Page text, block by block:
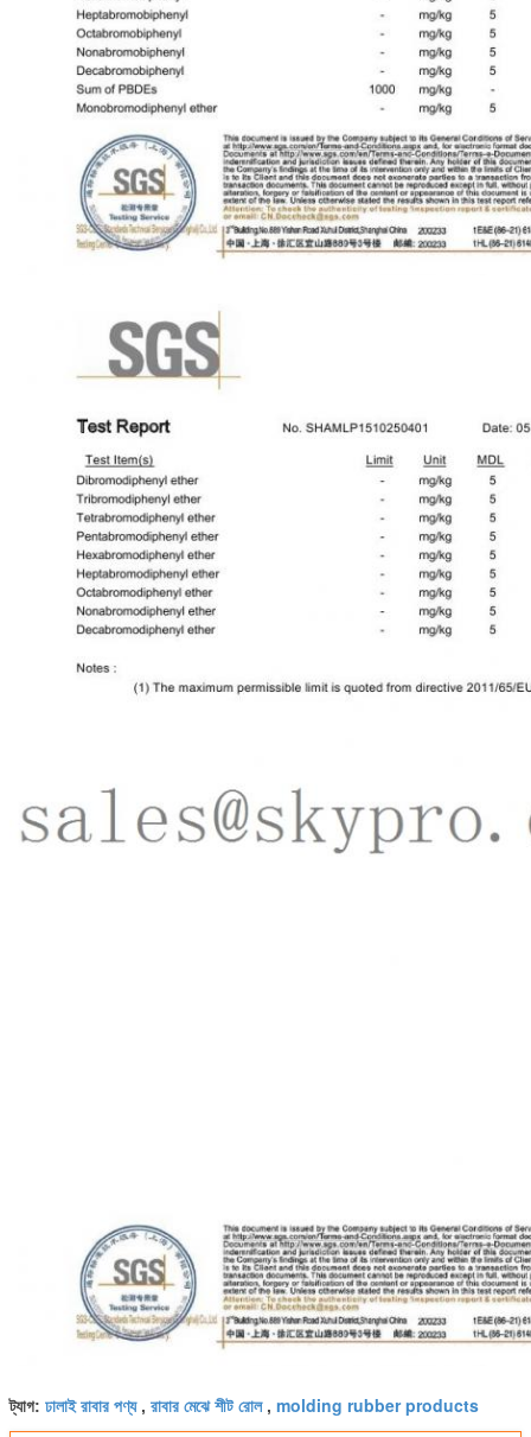
ট্যাগ: ঢালাই রাবার পণ্য, রাবার মেঝে শীট রোল, molding rubber products